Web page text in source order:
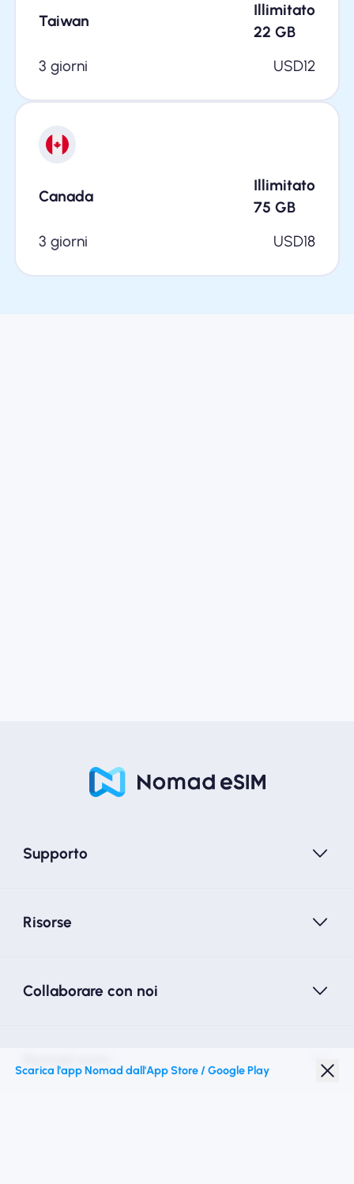
Taiwan
Illimitato
22 GB
3 giorni
USD12
Canada
Illimitato
75 GB
3 giorni
USD18
Supporto
Risorse
Collaborare con noi
Scarica l'app Nomad dall'App Store / Google Play